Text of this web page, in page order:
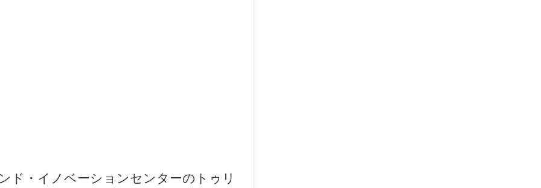
ド・イノベーションセンターのトゥリ